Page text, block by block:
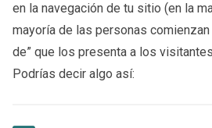
en la navegación de tu sitio (en la
mayoría de las personas comienzan
de” que los presenta a los
Podrías decir algo así: